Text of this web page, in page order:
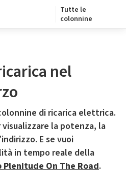
Tutte le
colonnine
nel
di ricarica elettrica.
la potenza, la
E se vuoi
in tempo reale della
Plenitude On The Road.